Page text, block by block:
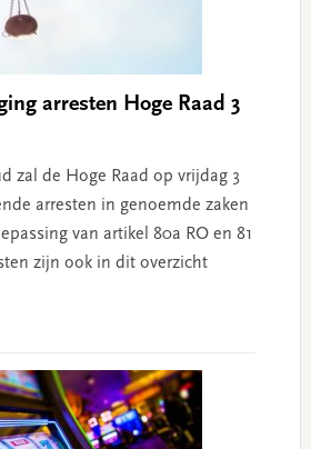
arresten Hoge Raad 3
zal de Hoge Raad op vrijdag 3
arresten in genoemde zaken
van artikel 80a RO en 81
zijn ook in dit overzicht